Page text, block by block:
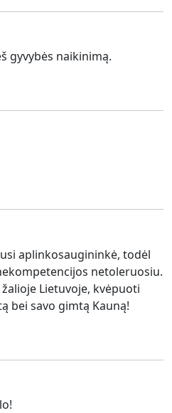
gyvybės naikinimą.
aplinkosaugininkė, todėl
netoleruosiu.
Lietuvoje, kvėpuoti
bei savo gimtą Kauną!